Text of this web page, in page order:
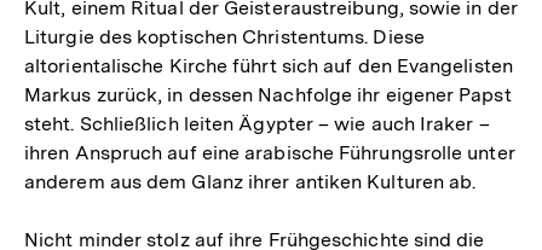
Kult, einem Ritual der Geisteraustreibung, sowie in der
Liturgie des koptischen Christentums. Diese
altorientalische Kirche führt sich auf den Evangelisten
Markus zurück, in dessen Nachfolge ihr eigener Papst
steht. Schließlich leiten Ägypter – wie auch Iraker –
ihren Anspruch auf eine arabische Führungsrolle unter
anderem aus dem Glanz ihrer antiken Kulturen ab.
Nicht minder stolz auf ihre Frühgeschichte sind die